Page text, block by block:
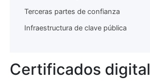
Terceras partes de confianza
Infraestructura de clave pública
Certificados